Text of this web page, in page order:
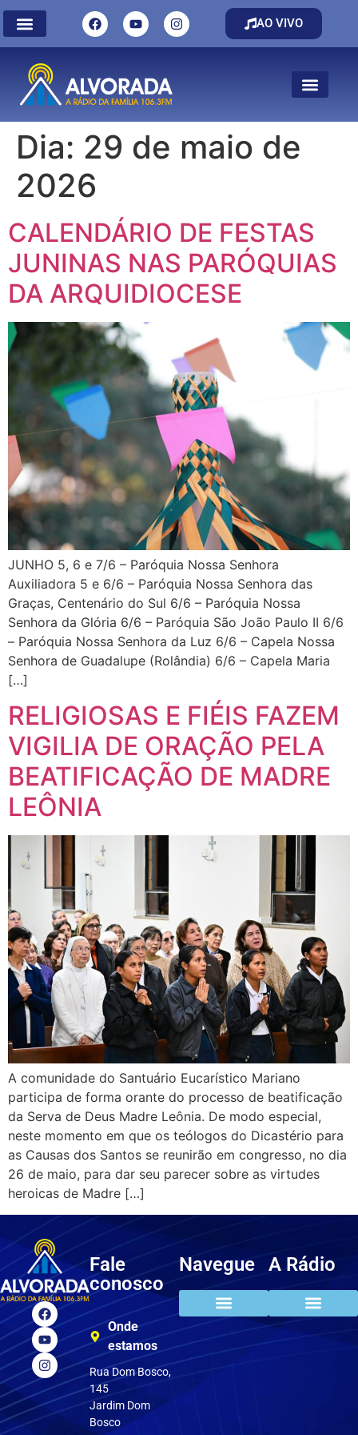
AO VIVO
Dia: 29 de maio de
2026
CALENDÁRIO DE FESTAS
JUNINAS NAS PARÓQUIAS
DA ARQUIDIOCESE
JUNHO 5, 6 e 7/6 – Paróquia Nossa Senhora
Auxiliadora 5 e 6/6 – Paróquia Nossa Senhora das
Graças, Centenário do Sul 6/6 – Paróquia Nossa
Senhora da Glória 6/6 – Paróquia São João Paulo II 6/6
– Paróquia Nossa Senhora da Luz 6/6 – Capela Nossa
Senhora de Guadalupe (Rolândia) 6/6 – Capela Maria
[…]
RELIGIOSAS E FIÉIS FAZEM
VIGILIA DE ORAÇÃO PELA
BEATIFICAÇÃO DE MADRE
LEÔNIA
A comunidade do Santuário Eucarístico Mariano
participa de forma orante do processo de beatificação
da Serva de Deus Madre Leônia. De modo especial,
neste momento em que os teólogos do Dicastério para
as Causas dos Santos se reunirão em congresso, no dia
26 de maio, para dar seu parecer sobre as virtudes
heroicas de Madre […]
Fale
conosco
Onde
estamos
Rua Dom Bosco,
145
Jardim Dom
Bosco
Navegue A Rádio